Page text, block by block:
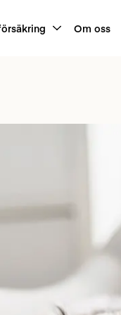
Om oss